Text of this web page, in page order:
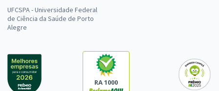
UFCSPA - Universidade Federal
de Ciência da Saúde de Porto
Alegre
RA 1000